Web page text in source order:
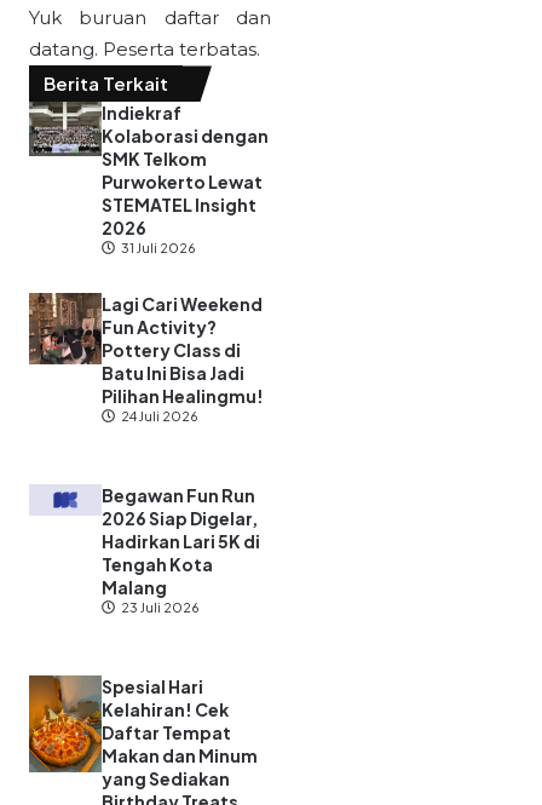
Yuk buruan daftar dan
datang. Peserta terbatas.
Berita Terkait
Indiekraf
Kolaborasi dengan
SMK Telkom
Purwokerto Lewat
STEMATEL Insight
2026
31 Juli 2026
Lagi Cari Weekend
Fun Activity?
Pottery Class di
Batu Ini Bisa Jadi
Pilihan Healingmu!
24 Juli 2026
Begawan Fun Run
2026 Siap Digelar,
Hadirkan Lari 5K di
Tengah Kota
Malang
23 Juli 2026
Spesial Hari
Kelahiran! Cek
Daftar Tempat
Makan dan Minum
yang Sediakan